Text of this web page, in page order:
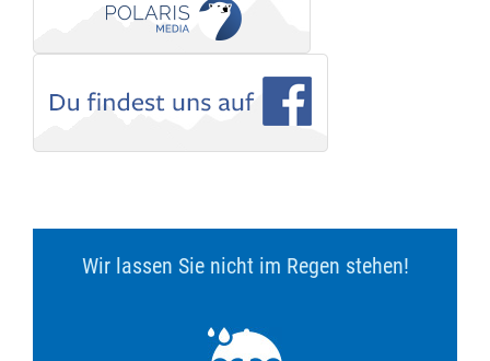
Wir lassen Sie nicht im Regen stehen!